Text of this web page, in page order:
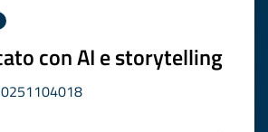
con AI e storytelling